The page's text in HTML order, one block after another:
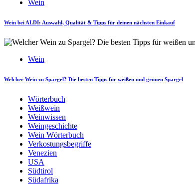
Wein
Wein bei ALDI: Auswahl, Qualität & Tipps für deinen nächsten Einkauf
Wein
Welcher Wein zu Spargel? Die besten Tipps für weißen und grünen Spargel
Wörterbuch
Weißwein
Weinwissen
Weingeschichte
Wein Wörterbuch
Verkostungsbegriffe
Venezien
USA
Südtirol
Südafrika